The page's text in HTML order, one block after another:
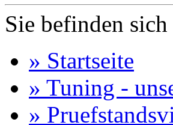
Sie befinden
» Startseite
» Tuning -
»